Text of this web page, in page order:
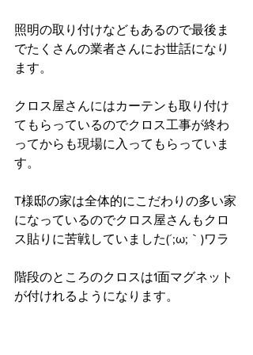
照明の取り付けなどもあるので最後ま
でたくさんの業者さんにお世話になり
ます。
クロス屋さんにはカーテンも取り付け
てもらっているのでクロス工事が終わ
ってからも現場に入ってもらっていま
す。
T様邸の家は全体的にこだわりの多い家
になっているのでクロス屋さんもクロ
ス貼りに苦戦していました(´;ω;｀)ワラ
階段のところのクロスは1面マグネット
が付けれるようになります。